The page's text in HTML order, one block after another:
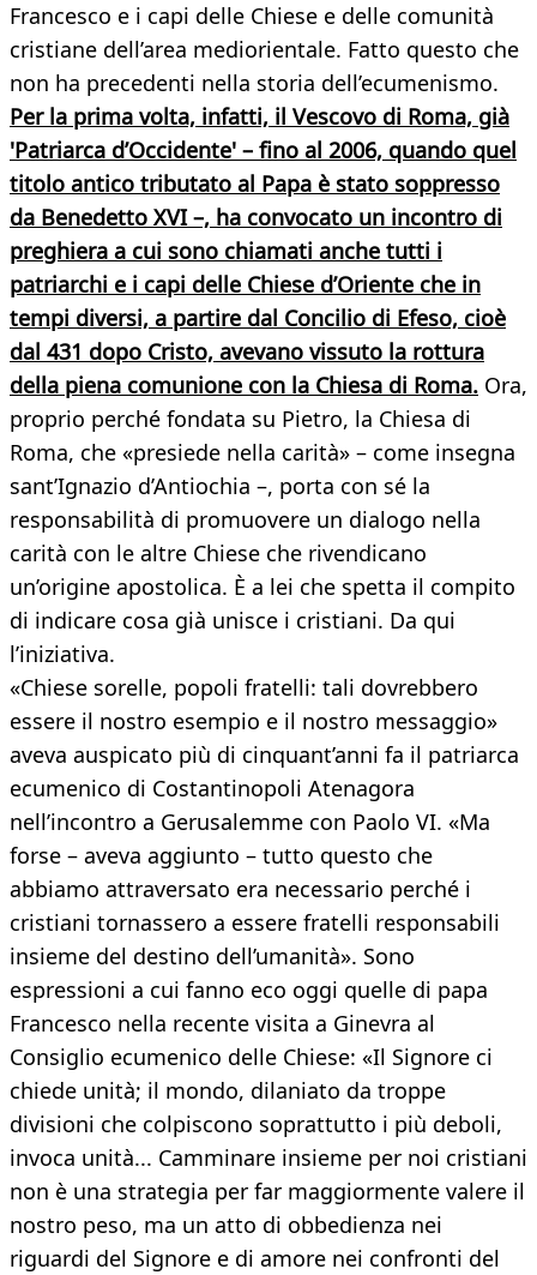
Francesco e i capi delle Chiese e delle comunità
cristiane dell’area mediorientale. Fatto questo che
non ha precedenti nella storia dell’ecumenismo.
Per la prima volta, infatti, il Vescovo di Roma, già
'Patriarca d’Occidente' – fino al 2006, quando quel
titolo antico tributato al Papa è stato soppresso
da Benedetto XVI –, ha convocato un incontro di
preghiera a cui sono chiamati anche tutti i
patriarchi e i capi delle Chiese d’Oriente che in
tempi diversi, a partire dal Concilio di Efeso, cioè
dal 431 dopo Cristo, avevano vissuto la rottura
della piena comunione con la Chiesa di Roma. Ora,
proprio perché fondata su Pietro, la Chiesa di
Roma, che «presiede nella carità» – come insegna
sant’Ignazio d’Antiochia –, porta con sé la
responsabilità di promuovere un dialogo nella
carità con le altre Chiese che rivendicano
un’origine apostolica. È a lei che spetta il compito
di indicare cosa già unisce i cristiani. Da qui
l’iniziativa.
«Chiese sorelle, popoli fratelli: tali dovrebbero
essere il nostro esempio e il nostro messaggio»
aveva auspicato più di cinquant’anni fa il patriarca
ecumenico di Costantinopoli Atenagora
nell’incontro a Gerusalemme con Paolo VI. «Ma
forse – aveva aggiunto – tutto questo che
abbiamo attraversato era necessario perché i
cristiani tornassero a essere fratelli responsabili
insieme del destino dell’umanità». Sono
espressioni a cui fanno eco oggi quelle di papa
Francesco nella recente visita a Ginevra al
Consiglio ecumenico delle Chiese: «Il Signore ci
chiede unità; il mondo, dilaniato da troppe
divisioni che colpiscono soprattutto i più deboli,
invoca unità... Camminare insieme per noi cristiani
non è una strategia per far maggiormente valere il
nostro peso, ma un atto di obbedienza nei
riguardi del Signore e di amore nei confronti del